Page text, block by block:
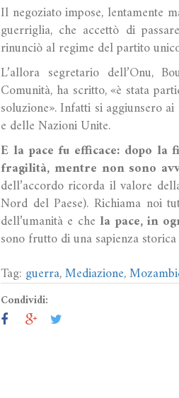
Il negoziato impose, lentamente
guerriglia, che accettò di
rinunciò al regime del partito
L’allora segretario dell’Onu,
Comunità, ha scritto, «è stata
soluzione». Infatti si aggiunsero
e delle Nazioni Unite.
E la pace fu efficace: dopo
fragilità, mentre non sono
dell’accordo ricorda il valore
Nord del Paese). Richiama noi
dell’umanità e che la pace, in
sono frutto di una sapienza
Tag: guerra,Mediazione,
Condividi: